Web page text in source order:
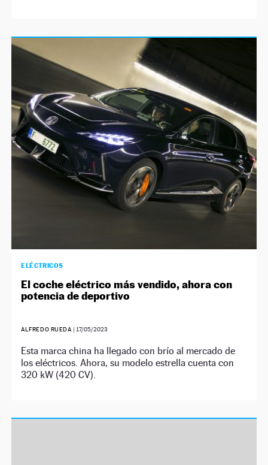
ELÉCTRICOS
El coche eléctrico más vendido, ahora con
potencia de deportivo
ALFREDO RUEDA | 17/05/2023
Esta marca china ha llegado con brío al mercado de
los eléctricos. Ahora, su modelo estrella cuenta con
320 kW (420 CV).